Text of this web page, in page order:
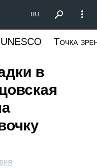
Запад
RU
UNESCO Точка
в